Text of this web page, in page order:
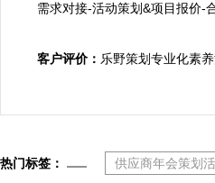
需求对接-活动策划&项目报价-
客户评价： 乐野策划专业化素
热门标签： 供应商年会策划